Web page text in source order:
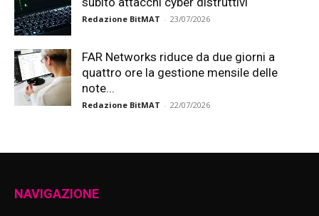
Redazione BitMAT - 23/07/2026
FAR Networks riduce da due giorni a
quattro ore la gestione mensile delle
note...
Redazione BitMAT - 22/07/2026
NAVIGAZIONE